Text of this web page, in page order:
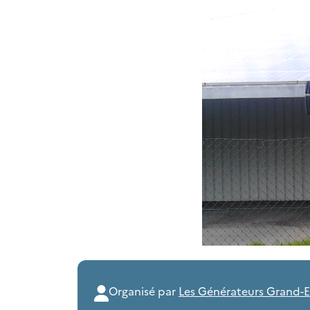
Organisé par Les Générateurs Grand-